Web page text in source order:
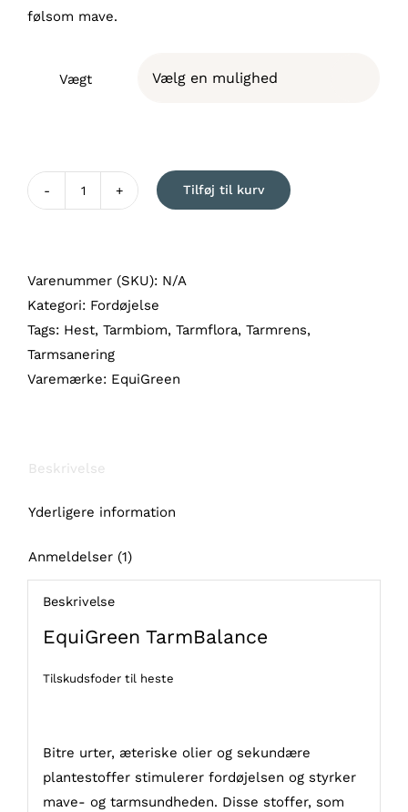
følsom mave.
Vægt
EquiGreen
Tilføj til kurv
Varenummer (SKU): N/A
Kategori: Fordøjelse
Tags: Hest, Tarmbiom, Tarmflora, Tarmrens,
Tarmsanering
Varemærke: EquiGreen
Beskrivelse
Yderligere information
Anmeldelser (1)
Beskrivelse
EquiGreen TarmBalance
Tilskudsfoder til heste
Bitre urter, æteriske olier og sekundære
plantestoffer stimulerer fordøjelsen og styrker
mave- og tarmsundheden. Disse stoffer, som